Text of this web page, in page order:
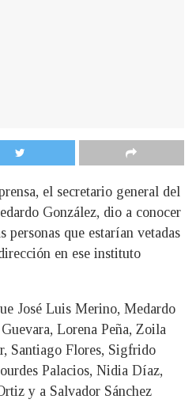
el secretario general del
González, dio a conocer
personas que estarían vetadas
en ese instituto
José Luis Merino, Medardo
Lorena Peña, Zoila
Santiago Flores, Sigfrido
Palacios, Nidia Díaz,
y a Salvador Sánchez